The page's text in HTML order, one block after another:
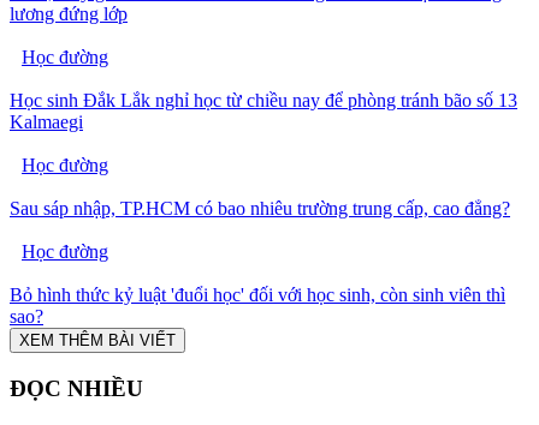
lương đứng lớp
Học đường
Học sinh Đắk Lắk nghỉ học từ chiều nay để phòng tránh bão số 13
Kalmaegi
Học đường
Sau sáp nhập, TP.HCM có bao nhiêu trường trung cấp, cao đẳng?
Học đường
Bỏ hình thức kỷ luật 'đuổi học' đối với học sinh, còn sinh viên thì
sao?
XEM THÊM BÀI VIẾT
ĐỌC NHIỀU